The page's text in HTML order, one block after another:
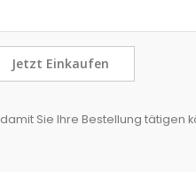
Jetzt Einkaufen
Sie Ihre Bestellung tätigen